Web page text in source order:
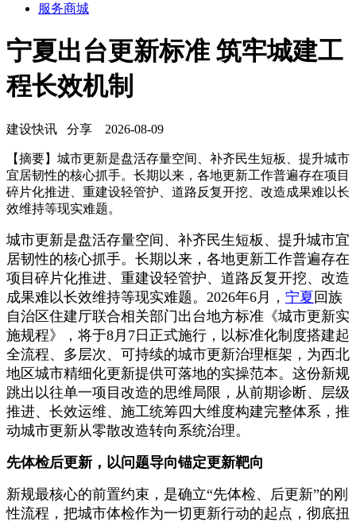
服务商城
宁夏出台更新标准 筑牢城建工
程长效机制
建设快讯 分享 2026-08-09
【摘要】城市更新是盘活存量空间、补齐民生短板、提升城市
宜居韧性的核心抓手。长期以来，各地更新工作普遍存在项目
碎片化推进、重建设轻管护、道路反复开挖、改造成果难以长
效维持等现实难题。
城市更新是盘活存量空间、补齐民生短板、提升城市宜
居韧性的核心抓手。长期以来，各地更新工作普遍存在
项目碎片化推进、重建设轻管护、道路反复开挖、改造
成果难以长效维持等现实难题。2026年6月， 宁夏 回族
自治区住建厅联合相关部门出台地方标准《城市更新实
施规程》，将于8月7日正式施行，以标准化制度搭建起
全流程、多层次、可持续的城市更新治理框架，为西北
地区城市精细化更新提供可落地的实操范本。这份新规
跳出以往单一项目改造的思维局限，从前期诊断、层级
推进、长效运维、施工统筹四大维度构建完整体系，推
动城市更新从零散改造转向系统治理。
先体检后更新，以问题导向锚定更新靶向
新规最核心的前置约束，是确立“先体检、后更新”的刚
性流程，把城市体检作为一切更新行动的起点，彻底扭